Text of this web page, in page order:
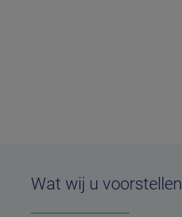
Wat wij u voorstellen